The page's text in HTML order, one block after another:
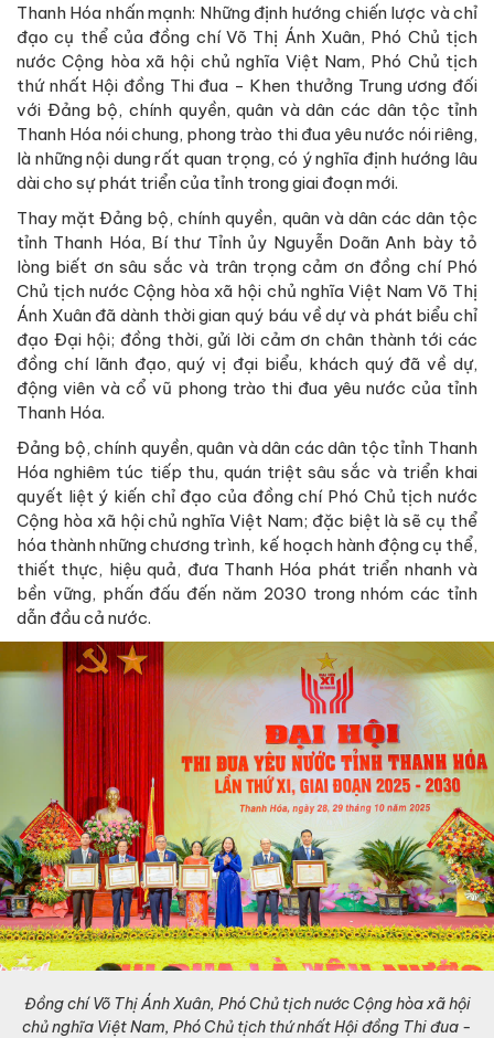
Thanh Hóa nhấn mạnh: Những định hướng chiến lược và chỉ
đạo cụ thể của đồng chí Võ Thị Ánh Xuân, Phó Chủ tịch
nước Cộng hòa xã hội chủ nghĩa Việt Nam, Phó Chủ tịch
thứ nhất Hội đồng Thi đua - Khen thưởng Trung ương đối
với Đảng bộ, chính quyền, quân và dân các dân tộc tỉnh
Thanh Hóa nói chung, phong trào thi đua yêu nước nói riêng,
là những nội dung rất quan trọng, có ý nghĩa định hướng lâu
dài cho sự phát triển của tỉnh trong giai đoạn mới.
Thay mặt Đảng bộ, chính quyền, quân và dân các dân tộc
tỉnh Thanh Hóa, Bí thư Tỉnh ủy Nguyễn Doãn Anh bày tỏ
lòng biết ơn sâu sắc và trân trọng cảm ơn đồng chí Phó
Chủ tịch nước Cộng hòa xã hội chủ nghĩa Việt Nam Võ Thị
Ánh Xuân đã dành thời gian quý báu về dự và phát biểu chỉ
đạo Đại hội; đồng thời, gửi lời cảm ơn chân thành tới các
đồng chí lãnh đạo, quý vị đại biểu, khách quý đã về dự,
động viên và cổ vũ phong trào thi đua yêu nước của tỉnh
Thanh Hóa.
Đảng bộ, chính quyền, quân và dân các dân tộc tỉnh Thanh
Hóa nghiêm túc tiếp thu, quán triệt sâu sắc và triển khai
quyết liệt ý kiến chỉ đạo của đồng chí Phó Chủ tịch nước
Cộng hòa xã hội chủ nghĩa Việt Nam; đặc biệt là sẽ cụ thể
hóa thành những chương trình, kế hoạch hành động cụ thể,
thiết thực, hiệu quả, đưa Thanh Hóa phát triển nhanh và
bền vững, phấn đấu đến năm 2030 trong nhóm các tỉnh
dẫn đầu cả nước.
Đồng chí Võ Thị Ánh Xuân, Phó Chủ tịch nước Cộng hòa xã hội
chủ nghĩa Việt Nam, Phó Chủ tịch thứ nhất Hội đồng Thi đua -